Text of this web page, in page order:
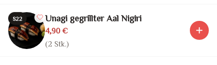
S22 Unagi gegrillter Aal Nigiri
4,90 €
(2 Stk.)